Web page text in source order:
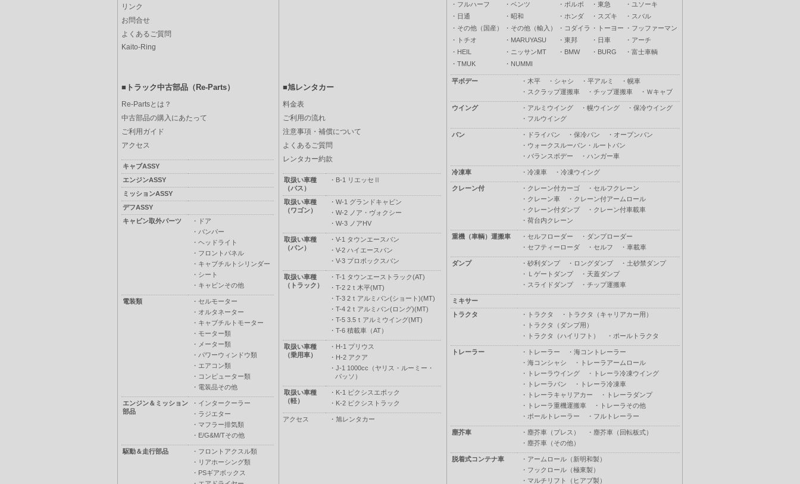
リンク
お問合せ
よくあるご質問
Kaito-Ring
・ フルハーフ ・ ベンツ ・ ボルボ ・ 東急 ・ ユソーキ
・ 日通 ・ 昭和 ・ ホンダ ・ スズキ ・ スバル
・ その他（国産） ・ その他（輸入） ・ コダイラ ・ トーヨー ・ フッファーマン
・
トチオ ・ MARUYASU ・ 東邦 ・ 日車 ・ アーチ
・ HEIL ・ ニッサンMT ・ BMW ・ BURG ・ 富士車輌
・ TMUK ・ NUMMI
平ボデー ・ 木平 ・ シャシ ・ 平アルミ ・ 幌車
・ スクラップ運搬車 ・ チップ運搬車 ・ Ｗキャブ
ウイング ・ アルミウイング ・ 幌ウイング ・ 保冷ウイング
・ フルウイング
バン ・ ドライバン ・ 保冷バン ・ オープンバン
・ ウォークスルーバン・ルートバン
・ バランスボデー ・ ハンガー車
冷凍車 ・ 冷凍車 ・ 冷凍ウイング
クレーン付 ・ クレーン付カーゴ ・ セルフクレーン
・ クレーン車 ・ クレーン付アームロール
・ クレーン付ダンプ ・ クレーン付車載車
・ 荷台内クレーン
重機（車輌）運搬車 ・ セルフローダー ・ ダンプローダー
・ セフティーローダ ・ セルフ ・ 車載車
ダンプ ・ 砂利ダンプ ・ ロングダンプ ・ 土砂禁ダンプ
・ Ｌゲートダンプ ・ 天蓋ダンプ
・ スライドダンプ ・ チップ運搬車
ミキサー
トラクタ
・ トラクタ ・
トラクタ（キャリアカー用）
・
トラクタ（ダンプ用）
・
トラクタ（ハイリフト） ・ ポールトラクタ
トレーラー ・ トレーラー ・ 海コントレーラー
・ 海コンシャシ ・
トレーラアームロール
・
トレーラウイング ・
トレーラ冷凍ウイング
・
トレーラバン ・
トレーラ冷凍車
・
トレーラキャリアカー ・
トレーラダンプ
・
トレーラ重機運搬車 ・
トレーラその他
・ ポールトレーラー ・ フルトレーラー
塵芥車 ・ 塵芥車（プレス） ・ 塵芥車（回転板式）
・ 塵芥車（その他）
脱着式コンテナ車 ・ アームロール（新明和製）
・ フックロール（極東製）
・ マルチリフト（ヒアブ製）
■トラック中古部品（Re-Parts） ■旭レンタカー
Re-Partsとは？
中古部品の購入にあたって
ご利用ガイド
アクセス
キャブASSY
エンジンASSY
ミッションASSY
デフASSY
キャビン取外パーツ
・
ドア
・ バンパー
・ ヘッドライト
・ フロントパネル
・ キャブチルトシリンダー
・ シート
・ キャビンその他
電装類 ・ セルモーター
・ オルタネーター
・ キャブチルトモーター
・ モーター類
・ メーター類
・ パワーウィンドウ類
・ エアコン類
・ コンピューター類
・ 電装品その他
エンジン＆ミッション
部品
・ インタークーラー
・ ラジエター
・ マフラー排気類
・ E/G&M/Tその他
駆動＆走行部品 ・ フロントアクスル類
・ リアホーシング類
・ PSギアボックス
料金表
ご利用の流れ
注意事項・補償について
よくあるご質問
レンタカー約款
取扱い車種
（バス）
・ B-1 リエッセⅡ
取扱い車種
（ワゴン）
・ W-1 グランドキャビン
・ W-2 ノア・ヴォクシー
・ W-3 ノアHV
取扱い車種
（バン）
・ V-1 タウンエースバン
・ V-2 ハイエースバン
・ V-3 プロボックスバン
取扱い車種
（トラック）
・ T-1 タウンエーストラック(AT)
・ T-2 2ｔ木平(MT)
・ T-3 2ｔアルミバン(ショート)(MT)
・ T-4 2ｔアルミバン(ロング)(MT)
・ T-5 3.5ｔアルミウイング(MT)
・ T-6 積載車（AT）
取扱い車種
（乗用車）
・ H-1 プリウス
・ H-2 アクア
・ J-1 1000cc（ヤリス・ルーミー・
パッソ）
取扱い車種
（軽）
・ K-1 ピクシスエポック
・ K-2 ピクシストラック
アクセス ・ 旭レンタカー